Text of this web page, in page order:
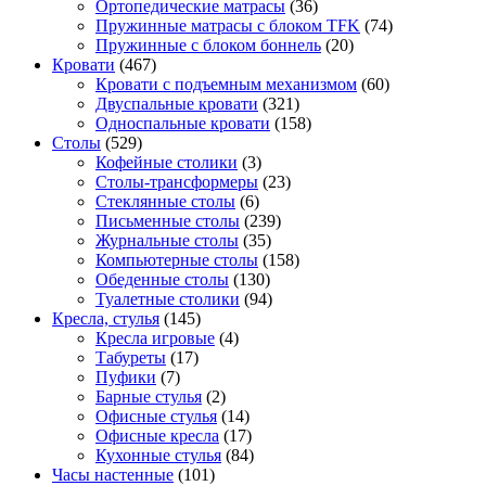
Ортопедические матрасы (36)
Пружинные матрасы с блоком TFK (74)
Пружинные с блоком боннель (20)
Кровати (467)
Кровати с подъемным механизмом (60)
Двуспальные кровати (321)
Односпальные кровати (158)
Столы (529)
Кофейные столики (3)
Столы-трансформеры (23)
Стеклянные столы (6)
Письменные столы (239)
Журнальные столы (35)
Компьютерные столы (158)
Обеденные столы (130)
Туалетные столики (94)
Кресла, стулья (145)
Кресла игровые (4)
Табуреты (17)
Пуфики (7)
Барные стулья (2)
Офисные стулья (14)
Офисные кресла (17)
Кухонные стулья (84)
Часы настенные (101)